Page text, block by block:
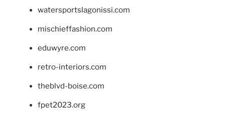
watersportslagonissi.com
mischieffashion.com
eduwyre.com
retro-interiors.com
theblvd-boise.com
fpet2023.org